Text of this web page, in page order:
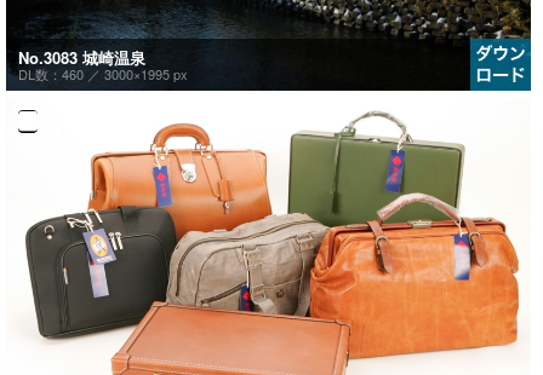
No.3083 城崎温泉
DL数：460 ／ 3000×1995 px